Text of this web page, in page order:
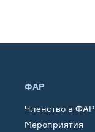
ФАР
Членство в ФАР
Мероприятия